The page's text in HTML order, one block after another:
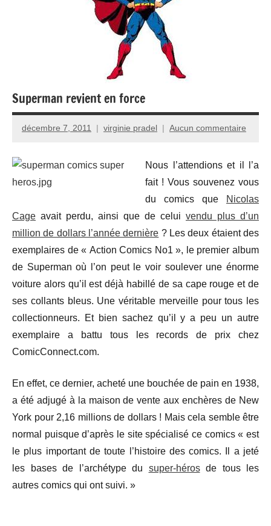
Superman revient en force
décembre 7, 2011 virginie pradel Aucun commentaire
Nous l’attendions et il l’a
fait ! Vous souvenez vous
du comics que
Nicolas
Cage avait perdu, ainsi que de celui vendu plus d’un
million de dollars l’année dernière ? Les deux étaient des
exemplaires de « Action Comics No1 », le premier album
de Superman où l’on peut le voir soulever une énorme
voiture alors qu’il est déjà habillé de sa cape rouge et de
ses collants bleus. Une véritable merveille pour tous les
collectionneurs. Et bien sachez qu’il y a peu un autre
exemplaire a battu tous les records de prix chez
ComicConnect.com.
En effet, ce dernier, acheté une bouchée de pain en 1938,
a été adjugé à la maison de vente aux enchères de New
York pour 2,16 millions de dollars ! Mais cela semble être
normal puisque d’après le site spécialisé ce comics « est
le plus important de toute l’histoire des comics. Il a jeté
les bases de l’archétype du super-hérosde tous les
autres comics qui ont suivi. »